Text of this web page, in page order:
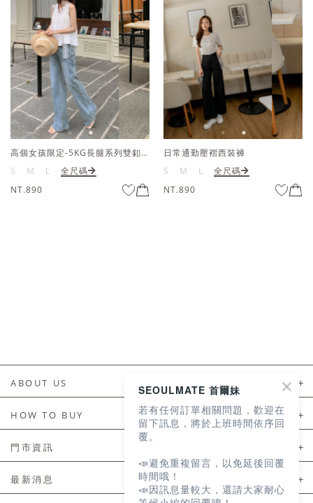
高個女孩限定-5KG長腿系列雙釦牛仔褲
S
M L
全尺碼
NT.890
日常通勤壓褶西裝褲
S
M L
全尺碼
NT.890
ABOUT US
HOW TO BUY
如何購買
會員常見問題
門市資訊
門市資訊
最新消息
SEOULMATE 首爾妹
若有任何訂單相關問題，歡迎在
留下訊息，將於上班時間依序回
覆。
📣避免重複留言，以免延後回覆
時間哦！
📣因訊息量較大，還請大家耐心